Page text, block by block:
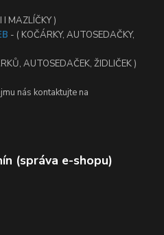
MAZLÍČKY )
- ( KOČÁRKY, AUTOSEDAČKY,
AUTOSEDAČEK, ŽIDLIČEK )
nás kontaktujte na
(správa e-shopu)